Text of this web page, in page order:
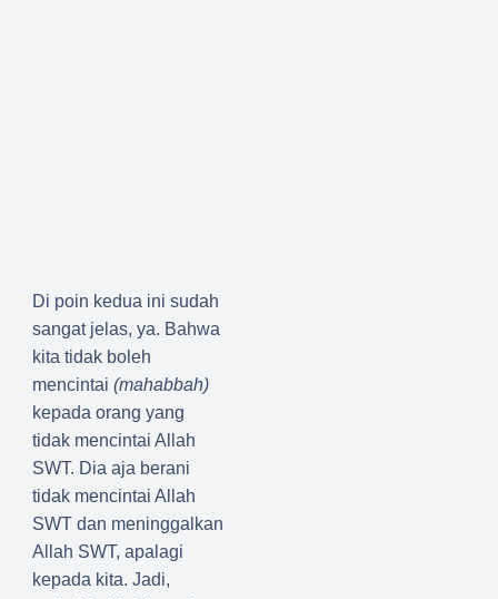
Di poin kedua ini sudah
sangat jelas, ya. Bahwa
kita tidak boleh
mencintai (mahabbah)
kepada orang yang
tidak mencintai Allah
SWT. Dia aja berani
tidak mencintai Allah
SWT dan meninggalkan
Allah SWT, apalagi
kepada kita. Jadi,